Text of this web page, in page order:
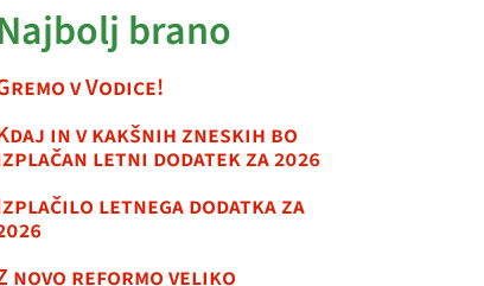
brano
v Vodice!
in v kakšnih zneskih bo
letni dodatek za 2026
letnega dodatka za
novo reformo veliko